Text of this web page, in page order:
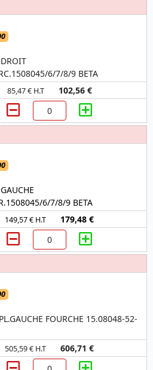
6/7/8/9 BETA
85,47 € H.T 102,56 €
6/7/8/9 BETA
149,57 € H.T 179,48 €
FOURCHE 15.08048-52-
505,59 € H.T 606,71 €